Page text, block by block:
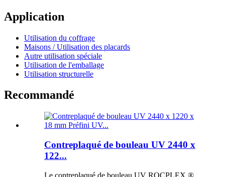
Application
Utilisation du coffrage
Maisons / Utilisation des placards
Autre utilisation spéciale
Utilisation de l'emballage
Utilisation structurelle
Recommandé
Contreplaqué de bouleau UV 2440 x
122...
Le contreplaqué de bouleau UV ROCPLEX ®